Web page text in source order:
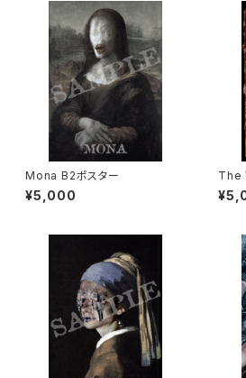
Mona B2ポスター
¥5,000
The